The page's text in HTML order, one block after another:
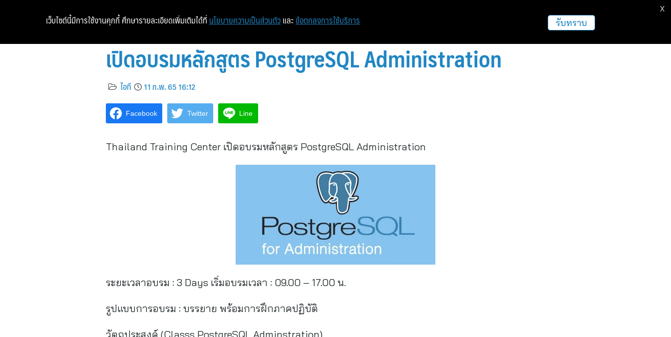
หน้าแรก ท่องเที่ยว ฝากข่าวประชาสัมพันธ์
เปิดอบรมหลักสูตร PostgreSQL Administration
ไอที 11 ก.พ. 65 16:12
Facebook Twitter Line
Thailand Training Center เปิดอบรมหลักสูตร PostgreSQL Administration
ระยะเวลาอบรม : 3 Days เริ่มอบรมเวลา : 09.00 – 17.00 น.
รูปแบบการอบรม : บรรยาย พร้อมการฝึกภาคปฏิบัติ
วัตถุประสงค์ (Classs PostgreSQL Adminstration)
เว็บไซต์นี้มีการใช้งานคุกกี้ ศึกษารายละเอียดเพิ่มเติมได้ที่ นโยบายความเป็นส่วนตัว และ ข้อตกลงการใช้บริการ รับทราบ
X